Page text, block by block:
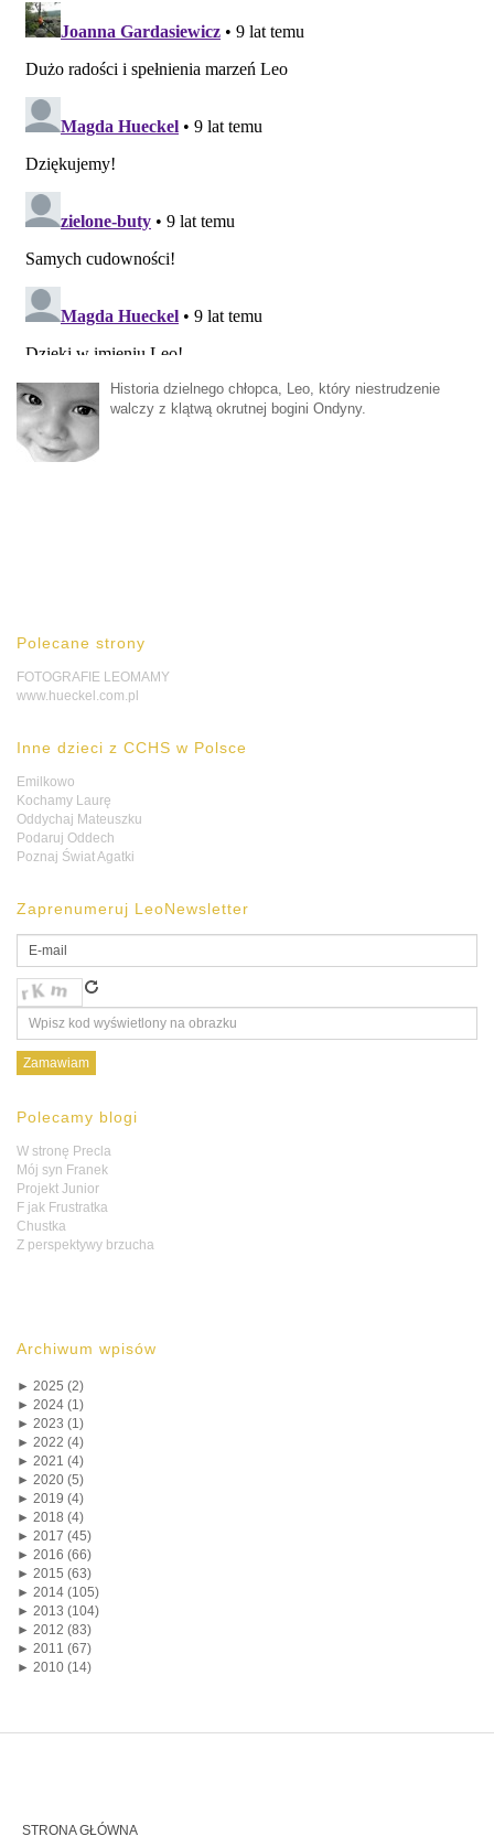
Historia dzielnego chłopca, Leo, który niestrudzenie
walczy z klątwą okrutnej bogini Ondyny.
Polecane strony
FOTOGRAFIE LEOMAMY
www.hueckel.com.pl
Inne dzieci z CCHS w Polsce
Emilkowo
Kochamy Laurę
Oddychaj Mateuszku
Podaruj Oddech
Poznaj Świat Agatki
Zaprenumeruj LeoNewsletter
Polecamy blogi
W stronę Precla
Mój syn Franek
Projekt Junior
F jak Frustratka
Chustka
Z perspektywy brzucha
Archiwum wpisów
► 2025 (2)
► 2024 (1)
► 2023 (1)
► 2022 (4)
► 2021 (4)
► 2020 (5)
► 2019 (4)
► 2018 (4)
► 2017 (45)
► 2016 (66)
► 2015 (63)
► 2014 (105)
► 2013 (104)
► 2012 (83)
► 2011 (67)
► 2010 (14)
STRONA GŁÓWNA